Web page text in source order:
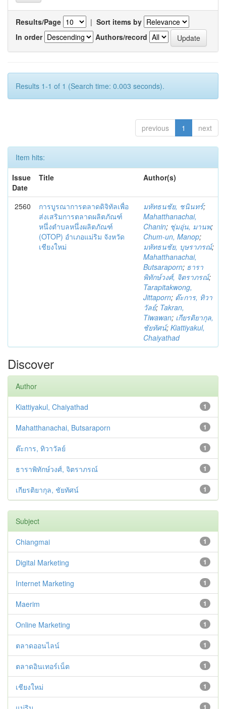
Results/Page | Sort items by
In order
Authors/record
Results 1-1 of 1 (Search time: 0.003 seconds).
previous 1 next
Item hits:
Issue
Date
Title Author(s)
2560
การบูรณาการตลาดดิจิทัลเพื่อ
ส่งเสริมการตลาดผลิตภัณฑ์
หนึ่งตำบลหนึ่งผลิตภัณฑ์
(OTOP) อำเภอแม่ริม จังหวัด
เชียงใหม่
มหัทธนชัย, ชนินทร์;
Mahatthanachai,
Chanin; ชุ่มอุ่น, มานพ;
Chum-un, Manop;
มหัทธนชัย, บุษราภรณ์;
Mahatthanachai,
Butsaraporn; ธารา
พิทักษ์วงศ์, จิตราภรณ์;
Tarapitakwong,
Jittaporn; ต๊ะการ, ทิวา
วัลย์; Takran,
Tiwawan; เกียรติยากุล,
ชัยทัศน์; Kiattiyakul,
Chaiyathad
Discover
Author
1
Kiattiyakul, Chaiyathad
1
Mahatthanachai, Butsaraporn
1
ต๊ะการ, ทิวาวัลย์
1
ธาราพิทักษ์วงศ์, จิตราภรณ์
1
เกียรติยากุล, ชัยทัศน์
Subject
1
Chiangmai
1
Digital Marketing
1
Internet Marketing
1
Maerim
1
Online Marketing
1
ตลาดออนไลน์
1
ตลาดอินเทอร์เน็ต
1
เชียงใหม่
1